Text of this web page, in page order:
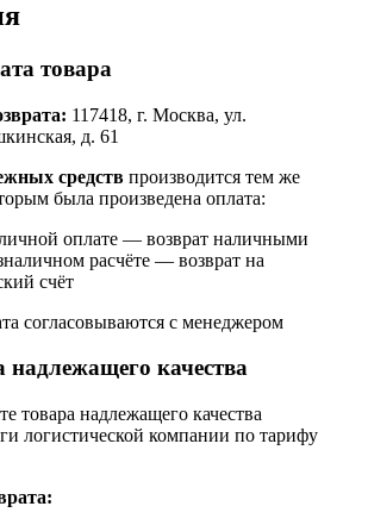
товара
117418, г. Москва, ул.
д. 61
средств производится тем же
была произведена оплата:
оплате — возврат наличными
расчёте — возврат на
счёт
согласовываются с менеджером
надлежащего качества
товара надлежащего качества
логистической компании по тарифу